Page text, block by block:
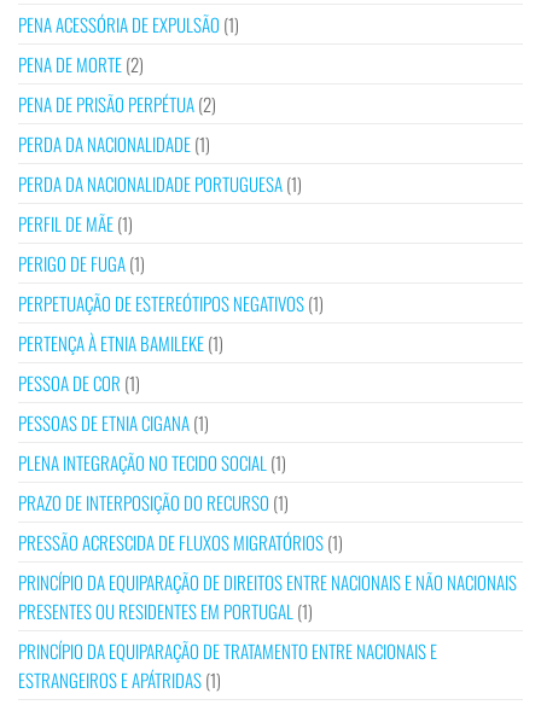
PENA ACESSÓRIA DE EXPULSÃO (1)
PENA DE MORTE(2)
PENA DE PRISÃO PERPÉTUA(2)
PERDA DA NACIONALIDADE(1)
PERDA DA NACIONALIDADE PORTUGUESA(1)
PERFIL DE MÃE(1)
PERIGO DE FUGA(1)
PERPETUAÇÃO DE ESTEREÓTIPOS NEGATIVOS(1)
PERTENÇA À ETNIA BAMILEKE(1)
PESSOA DE COR (1)
PESSOAS DE ETNIA CIGANA(1)
PLENA INTEGRAÇÃO NO TECIDO SOCIAL (1)
PRAZO DE INTERPOSIÇÃO DO RECURSO (1)
PRESSÃO ACRESCIDA DE FLUXOS MIGRATÓRIOS(1)
PRINCÍPIO DA EQUIPARAÇÃO DE DIREITOS ENTRE NACIONAIS E NÃO NACIONAIS
PRESENTES OU RESIDENTES EM PORTUGAL (1)
PRINCÍPIO DA EQUIPARAÇÃO DE TRATAMENTO ENTRE NACIONAIS E
ESTRANGEIROS E APÁTRIDAS(1)